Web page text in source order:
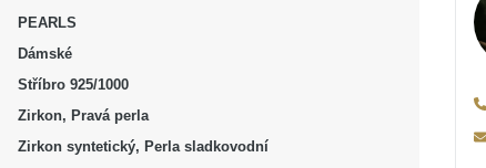
PEARLS
Dámské
Stříbro 925/1000
Zirkon, Pravá perla
Zirkon syntetický, Perla sladkovodní